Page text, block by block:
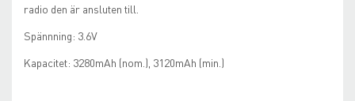
radio den är ansluten till.
Spännning: 3.6V
Kapacitet: 3280mAh (nom.), 3120mAh (min.)